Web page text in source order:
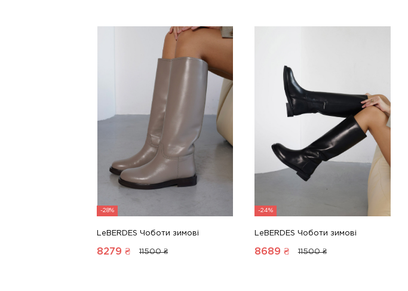
-28%
LeBERDES Чоботи зимові
8279 ₴ 11500 ₴
-24%
LeBERDES Чоботи зимові
8689 ₴ 11500 ₴